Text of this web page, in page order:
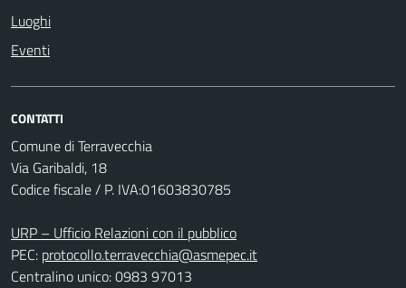
Luoghi
Eventi
CONTATTI
Comune di Terravecchia
Via Garibaldi, 18
Codice fiscale / P. IVA:01603830785
URP – Ufficio Relazioni con il pubblico
PEC: protocollo.terravecchia@asmepec.it
Centralino unico: 0983 97013